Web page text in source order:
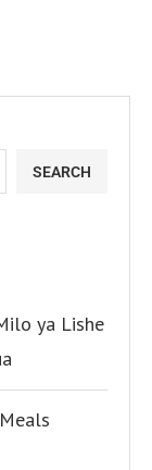
SEARCH
ya Lishe